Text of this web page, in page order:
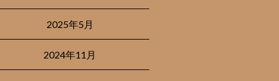
2025年5月
2024年11月